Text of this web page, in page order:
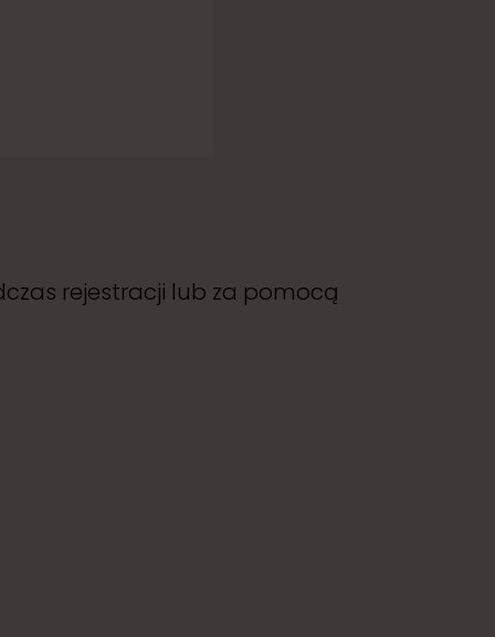
rejestracji lub za pomocą